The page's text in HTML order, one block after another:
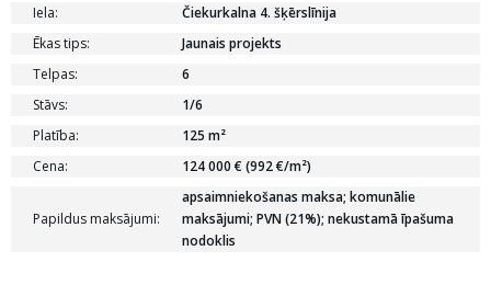
Iela:
Čiekurkalna 4. šķērslīnija
Ēkas tips:
Jaunais projekts
Telpas:
6
Stāvs:
1/6
Platība:
125 m²
Cena:
124 000 € (992 €/m²)
Papildus maksājumi:
apsaimniekošanas maksa; komunālie
maksājumi; PVN (21%); nekustamā īpašuma
nodoklis